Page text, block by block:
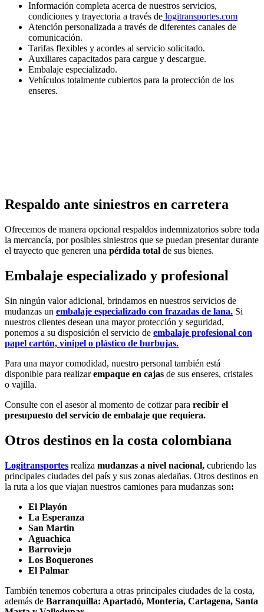
Información completa acerca de nuestros servicios,
condiciones y trayectoria a través de logitransportes.com
Atención personalizada a través de diferentes canales de
comunicación.
Tarifas flexibles y acordes al servicio solicitado.
Auxiliares capacitados para cargue y descargue.
Embalaje especializado.
Vehículos totalmente cubiertos para la protección de los
enseres.
Respaldo ante siniestros en carretera
Ofrecemos de manera opcional respaldos indemnizatorios sobre toda
la mercancía, por posibles siniestros que se puedan presentar durante
el trayecto que generen una pérdida total de sus bienes.
Embalaje especializado y profesional
Sin ningún valor adicional, brindamos en nuestros servicios de
mudanzas un embalaje especializado con frazadas de lana. Si
nuestros clientes desean una mayor protección y seguridad,
ponemos a su disposición el servicio de embalaje profesional con
papel cartón, vinipel o plástico de burbujas.
Para una mayor comodidad, nuestro personal también está
disponible para realizarempaque en cajas de sus enseres, cristales
o vajilla.
Consulte con el asesor al momento de cotizar para recibir el
presupuesto del servicio de embalaje que requiera.
Otros destinos en la costa colombiana
Logitransportes realiza mudanzas a nivel nacional, cubriendo las
principales ciudades del país y sus zonas aledañas. Otros destinos en
la ruta a los que viajan nuestros camiones para mudanzas son:
El Playón
La Esperanza
San Martin
Aguachica
Barroviejo
Los Boquerones
El Palmar
También tenemos cobertura a otras principales ciudades de la costa,
además de Barranquilla: Apartadó, Montería, Cartagena, Santa